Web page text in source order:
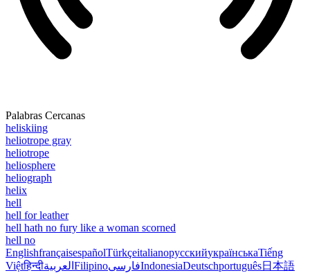
Palabras Cercanas
heliskiing
heliotrope gray
heliotrope
heliosphere
heliograph
helix
hell
hell for leather
hell hath no fury like a woman scorned
hell no
EnglishfrançaisespañolTürkçeitalianoрусскийукраїнськаTiếng
Việtहिन्दीالعربية FilipinoفارسیIndonesiaDeutschportuguês日本語